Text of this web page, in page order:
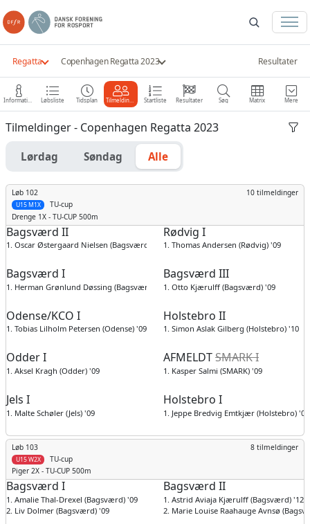
Regatta Copenhagen Regatta 2023 Resultater
Information Løbsliste Tidsplan Tilmeldinger Startliste Resultater Søg Matrix Mere
Tilmeldinger - Copenhagen Regatta 2023
Lørdag Søndag Alle
Løb 102
TU-cup
10 tilmeldinger
U15 M1X
Drenge 1X - TU-CUP 500m
Bagsværd II
1. Oscar Østergaard Nielsen (Bagsværd) '09
Rødvig I
1. Thomas Andersen (Rødvig) '09
Bagsværd I
1. Herman Grønlund Døssing (Bagsværd) '09
Bagsværd III
1. Otto Kjærulff (Bagsværd) '09
Odense/KCO I
1. Tobias Lilholm Petersen (Odense) '09
Holstebro II
1. Simon Aslak Gilberg (Holstebro) '10
Odder I
1. Aksel Kragh (Odder) '09
AFMELDTSMARK I
1. Kasper Salmi (SMARK) '09
Jels I
1. Malte Schøler (Jels) '09
Holstebro I
1. Jeppe Bredvig Emtkjær (Holstebro) '09
Løb 103
TU-cup
8 tilmeldinger
U15 W2X
Piger 2X - TU-CUP 500m
Bagsværd I
1. Amalie Thal-Drexel (Bagsværd) '09
2. Liv Dolmer (Bagsværd) '09
Bagsværd II
1. Astrid Aviaja Kjærulff (Bagsværd) '12
2. Marie Louise Raahauge Avnsø